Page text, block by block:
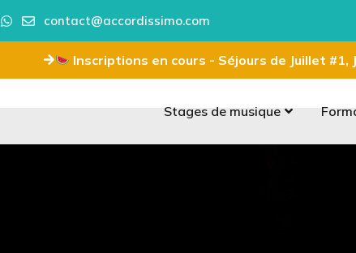
contact@accordissimo.com
Inscriptions en cours - Séjours de Juillet
Stages de musique